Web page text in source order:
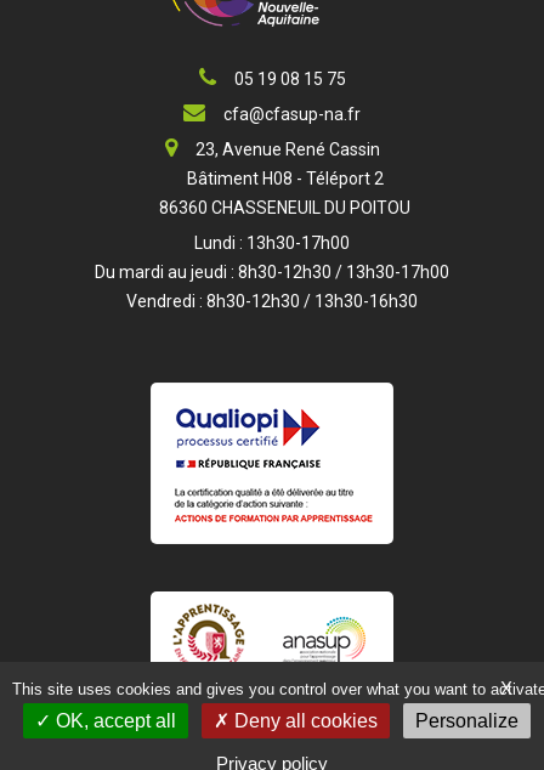
05 19 08 15 75
cfa@cfasup-na.fr
23, Avenue René Cassin
Bâtiment H08 - Téléport 2
86360 CHASSENEUIL DU POITOU
Lundi : 13h30-17h00
Du mardi au jeudi : 8h30-12h30 / 13h30-17h00
Vendredi : 8h30-12h30 / 13h30-16h30
X
This site uses cookies and gives you control over what you want to
OK, accept all Deny all cookies Personalize
Privacy policy